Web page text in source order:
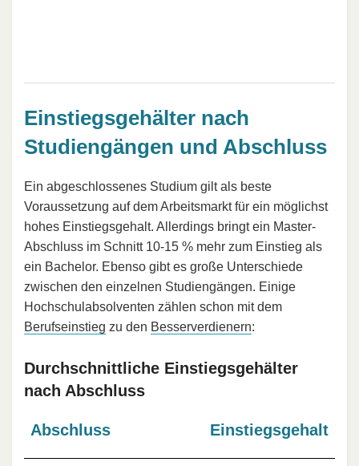
Einstiegsgehälter nach
Studiengängen und Abschluss
Ein abgeschlossenes Studium gilt als beste
Voraussetzung auf dem Arbeitsmarkt für ein möglichst
hohes Einstiegsgehalt. Allerdings bringt ein Master-
Abschluss im Schnitt 10-15 % mehr zum Einstieg als
ein Bachelor. Ebenso gibt es große Unterschiede
zwischen den einzelnen Studiengängen. Einige
Hochschulabsolventen zählen schon mit dem
Berufseinstieg zu den Besserverdienern:
Durchschnittliche Einstiegsgehälter
nach Abschluss
Abschluss Einstiegsgehalt